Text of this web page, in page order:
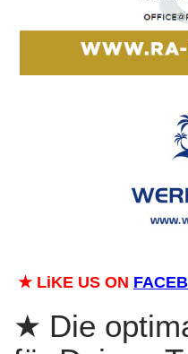
★ LiKE US ON
Die